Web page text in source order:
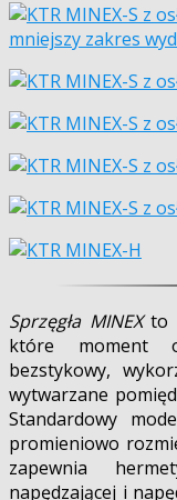
Sprzęgła MINEXto
które moment
bezstykowy,
wytwarzane
Standardowy
promieniowo
zapewnia
napędzającej i